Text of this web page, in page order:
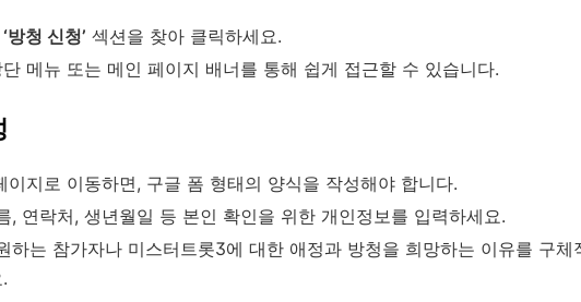
‘방청 신청’ 섹션을 찾아 클릭하세요.
메뉴 또는 메인 페이지 배너를 통해 쉽게 접근할 수 있습니다.
이지로 이동하면, 구글 폼 형태의 양식을 작성해야 합니다.
, 연락처, 생년월일 등 본인 확인을 위한 개인정보를 입력하세요.
하는 참가자나 미스터트롯3에 대한 애정과 방청을 희망하는 이유를 구체